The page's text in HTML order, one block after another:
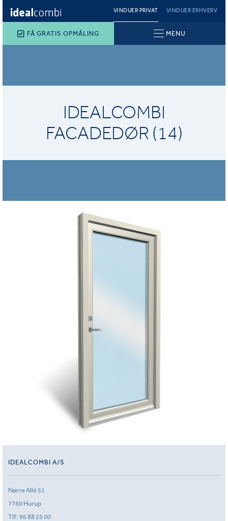
VINDUER PRIVAT VINDUER ERHVERV
FÅ GRATIS OPMÅLING MENU
IDEALCOMBI
FACADEDØR (14)
IDEALCOMBI A/S
Nørre Allé 51
7760 Hurup
Tlf.:96 88 25 00